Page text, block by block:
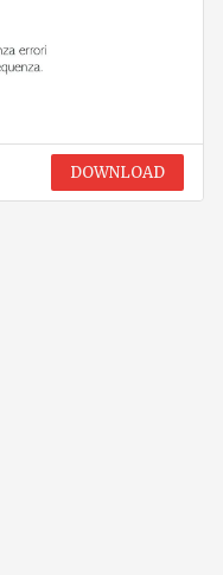
DOWNLOAD